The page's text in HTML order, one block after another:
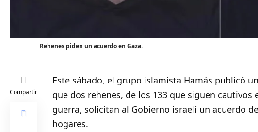
Rehenes piden un acuerdo en Gaza.
Compartir
Este sábado, el grupo islamista Hamás publicó
que dos rehenes, de los 133 que siguen cautivos
guerra, solicitan al Gobierno israelí un acuerdo
hogares.